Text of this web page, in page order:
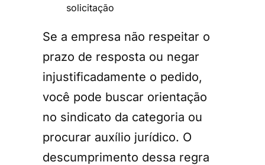
solicitação
Se a empresa não respeitar o
prazo de resposta ou negar
injustificadamente o pedido,
você pode buscar orientação
no sindicato da categoria ou
procurar auxílio jurídico. O
descumprimento dessa regra